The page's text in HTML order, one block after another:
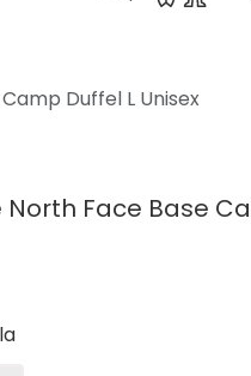
Duffel L Unisex
North Face Base